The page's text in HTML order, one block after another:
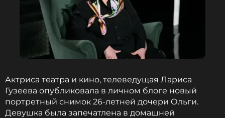
Актриса театра и кино, телеведущая Лариса
Гузеева опубликовала в личном блоге новый
портретный снимок 26-летней дочери Ольги.
Девушка была запечатлена в домашней